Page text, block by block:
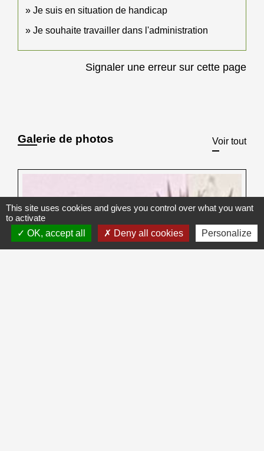
Je suis en situation de handicap
Je souhaite travailler dans l'administration
Signaler une erreur sur cette page
Galerie de photos Voir tout
This site uses cookies and gives you control over what you want
to activate
OK, accept all
Deny all cookies Personalize